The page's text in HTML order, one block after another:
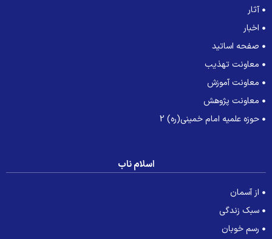
آثار
اخبار
صفحه اساتید
معاونت تهذیب
معاونت آموزش
معاونت پژوهش
حوزه علمیه امام خمینی(ره) 2
اسلام ناب
از آسمان
سبک زندگی
رسم خوبان